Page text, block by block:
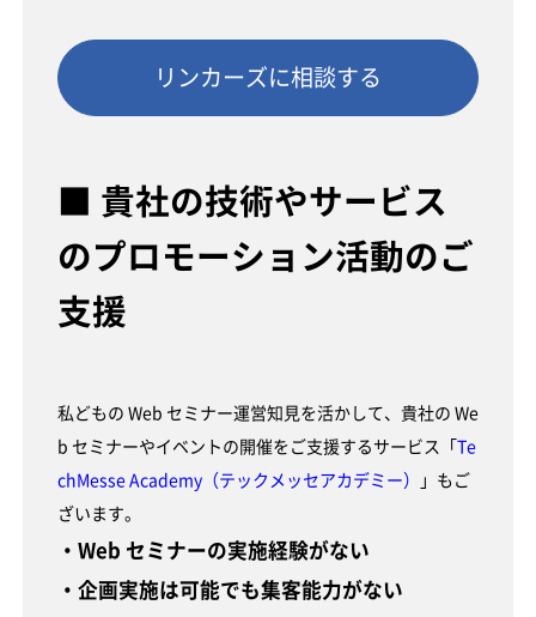
リンカーズに相談する
■ 貴社の技術やサービス
のプロモーション活動のご
支援
私どもの Web セミナー運営知見を活かして、貴社の We
b セミナーやイベントの開催をご支援するサービス「 Te
chMesse Academy（テックメッセアカデミー）
」もご
ざいます。
・Web セミナーの実施経験がない
・企画実施は可能でも集客能力がない